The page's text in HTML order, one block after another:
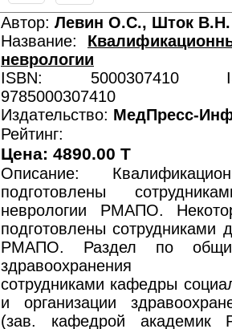
Автор: Левин О.С., Шток В.Н.
Название:
неврологии
ISBN: 5000307410
9785000307410
Издательство: МедПресс-
Рейтинг:
Цена: 4890.00 T
Описание:
подготовлены
неврологии РМАПО.
подготовлены сотрудниками
РМАПО. Раздел по
здравоохранения
сотрудниками кафедры
и организации
(зав. кафедрой